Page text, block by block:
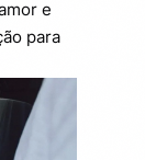
e
para